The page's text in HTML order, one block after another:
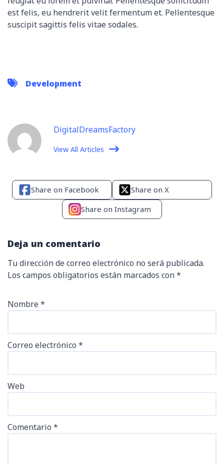
est felis, eu hendrerit velit fermentum et. Pellentesque
suscipit sagittis felis vitae sodales.
Development
DigitalDreamsFactory
View All Articles
Share on Facebook
Share on X
Share on Instagram
Deja un comentario
Tu dirección de correo electrónico no será publicada.
Los campos obligatorios están marcados con*
Nombre*
Correo electrónico *
Web
Comentario *